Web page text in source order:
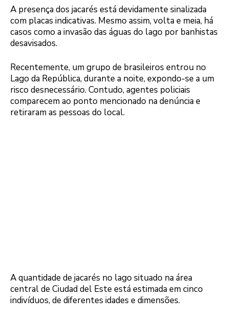
A presença dos jacarés está devidamente sinalizada
com placas indicativas. Mesmo assim, volta e meia, há
casos como a invasão das águas do lago por banhistas
desavisados.
Recentemente, um grupo de brasileiros entrou no
Lago da República, durante a noite, expondo-se a um
risco desnecessário. Contudo, agentes policiais
comparecem ao ponto mencionado na denúncia e
retiraram as pessoas do local.
A quantidade de jacarés no lago situado na área
central de Ciudad del Este está estimada em cinco
indivíduos, de diferentes idades e dimensões.